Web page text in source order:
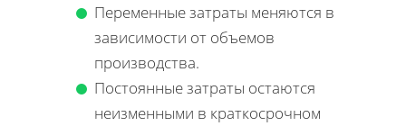
Переменные затраты меняются в
зависимости от объемов
производства.
Постоянные затраты остаются
неизменными в краткосрочном